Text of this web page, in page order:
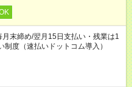
末締め/翌月15日支払い・残業は1
度（速払いドットコム導入）